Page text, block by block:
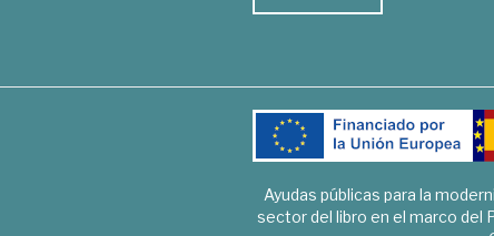
Ayudas públicas para la
sector del libro en el marco del